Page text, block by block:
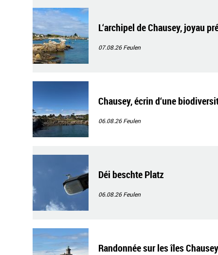
L‘archipel de Chausey, joyau
07.08.26Feulen
Chausey, écrin d‘une
06.08.26Feulen
Déi beschte Platz
06.08.26Feulen
Randonnée sur les îles Chausey